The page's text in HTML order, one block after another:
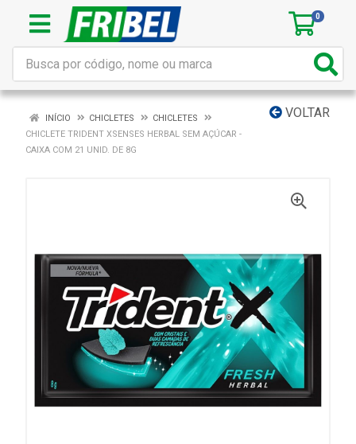
0
VOLTAR
INÍCIO CHICLETES
CHICLETES
CHICLETE TRIDENT XSENSES HERBAL SEM AÇÚCAR -
CAIXA COM 21 UNID. DE 8G